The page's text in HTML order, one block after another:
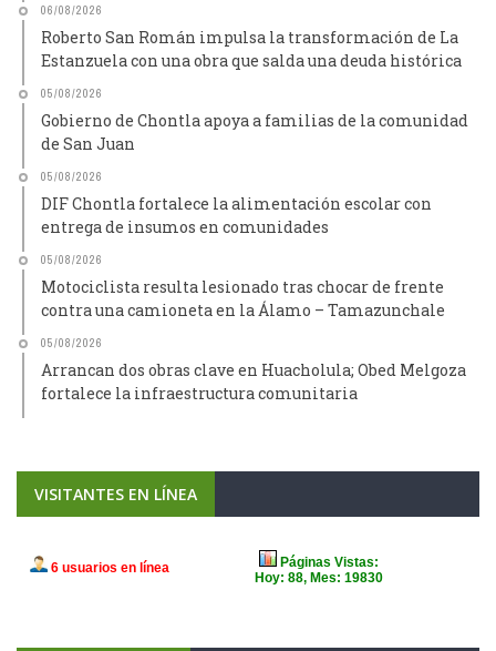
06/08/2026
Roberto San Román impulsa la transformación de La
Estanzuela con una obra que salda una deuda histórica
05/08/2026
Gobierno de Chontla apoya a familias de la comunidad
de San Juan
05/08/2026
DIF Chontla fortalece la alimentación escolar con
entrega de insumos en comunidades
05/08/2026
Motociclista resulta lesionado tras chocar de frente
contra una camioneta en la Álamo – Tamazunchale
05/08/2026
Arrancan dos obras clave en Huacholula; Obed Melgoza
fortalece la infraestructura comunitaria
VISITANTES EN LÍNEA